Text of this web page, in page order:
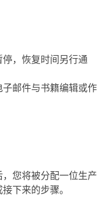
，恢复时间另行通
邮件与书籍编辑或作
您将被分配一位生产
下来的步骤。